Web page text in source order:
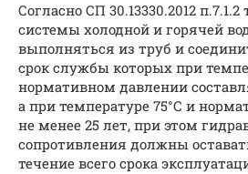
Согласно СП 30.13330.2012
системы холодной и горячей
выполняться из труб и
срок службы которых при
нормативном давлении
а при температуре 75°С и
не менее 25 лет, при этом
сопротивления должны
течение всего срока